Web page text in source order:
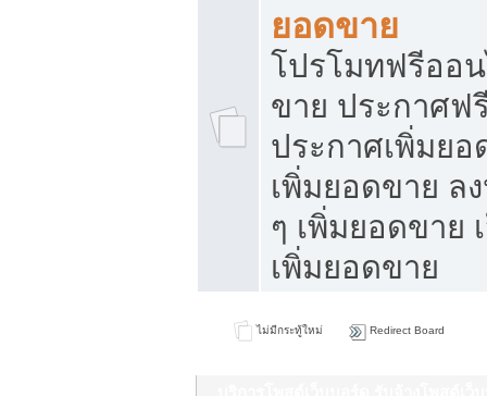
ยอดขาย
โปรโมทฟรีออ
ขาย ประกาศฟ
ประกาศเพิ่มย
เพิ่มยอดขาย ล
ๆ เพิ่มยอดขาย
เพิ่มยอดขาย
ไม่มีกระทู้ใหม่ Redirect Board